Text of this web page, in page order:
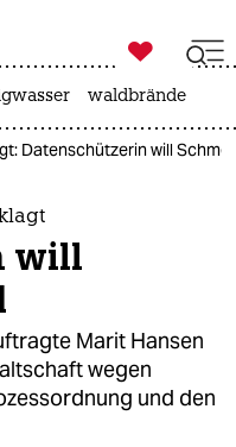

taz zahl ich
waldbrände
Datenschützerin will
will
Marit Hansen
wegen
und den